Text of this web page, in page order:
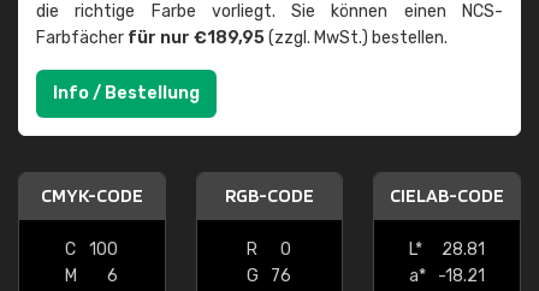
die richtige Farbe vorliegt. Sie können einen NCS-
Farbfächer für nur €189,95(zzgl. MwSt.) bestellen.
Info / Bestellung
CMYK-CODE
C
100
M
6
RGB-CODE
R
0
G
76
CIELAB-CODE
L*
28.81
a*
-18.21